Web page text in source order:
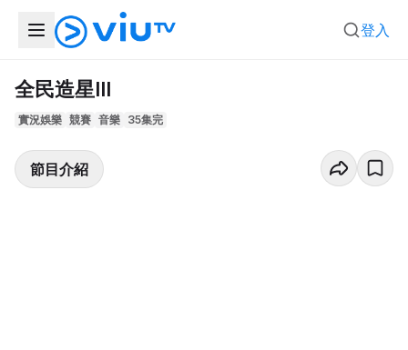
登入
全民造星III
實況娛樂 競賽 音樂 35集完
節目介紹